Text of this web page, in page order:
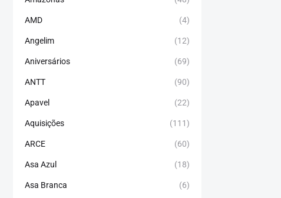
AMD (4)
Angelim (12)
Aniversários (69)
ANTT (90)
Apavel (22)
Aquisições (111)
ARCE (60)
Asa Azul (18)
Asa Branca (6)